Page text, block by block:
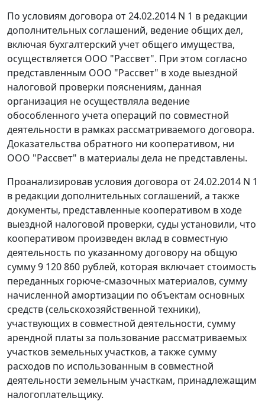
По условиям договора от 24.02.2014 N 1 в редакции
дополнительных соглашений, ведение общих дел,
включая бухгалтерский учет общего имущества,
осуществляется ООО "Рассвет". При этом согласно
представленным ООО "Рассвет" в ходе выездной
налоговой проверки пояснениям, данная
организация не осуществляла ведение
обособленного учета операций по совместной
деятельности в рамках рассматриваемого договора.
Доказательства обратного ни кооперативом, ни
ООО "Рассвет" в материалы дела не представлены.
Проанализировав условия договора от 24.02.2014 N 1
в редакции дополнительных соглашений, а также
документы, представленные кооперативом в ходе
выездной налоговой проверки, суды установили, что
кооперативом произведен вклад в совместную
деятельность по указанному договору на общую
сумму 9 120 860 рублей, которая включает стоимость
переданных горюче-смазочных материалов, сумму
начисленной амортизации по объектам основных
средств (сельскохозяйственной техники),
участвующих в совместной деятельности, сумму
арендной платы за пользование рассматриваемых
участков земельных участков, а также сумму
расходов по использованным в совместной
деятельности земельным участкам, принадлежащим
налогоплательщику.